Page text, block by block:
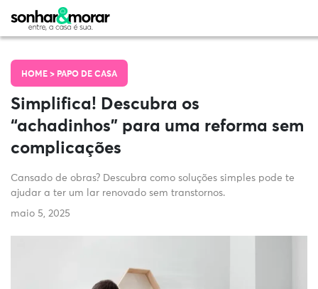
HOME > PAPO DE CASA
Simplifica! Descubra os
“achadinhos” para uma reforma sem
complicações
Cansado de obras? Descubra como soluções simples pode te
ajudar a ter um lar renovado sem transtornos.
maio 5, 2025